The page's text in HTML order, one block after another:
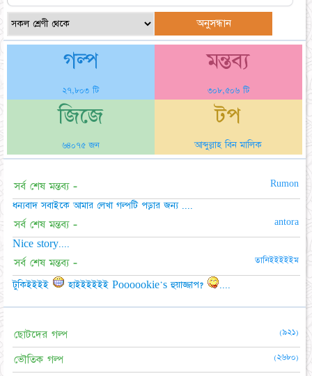
গল্প
২৭,৮০৩ টি
মন্তব্য
৩০৮,৫০৬ টি
জিজে
৬৪০৭৫ জন
টপ
আব্দুল্লাহ বিন মালিক
সর্ব শেষ মন্তব্য - Rumon
ধন্যবাদ সবাইকে আমার লেখা গল্পটি পড়ার জন্য ....
সর্ব শেষ মন্তব্য - antora
Nice story....
সর্ব শেষ মন্তব্য - তানিইইইইইম
টুকিইইইই হাইইইইইই Poooookie's হুয়াজ্জাপ? ....
ছোটদের গল্প (৯২১)
ভৌতিক গল্প (২৬৮০)